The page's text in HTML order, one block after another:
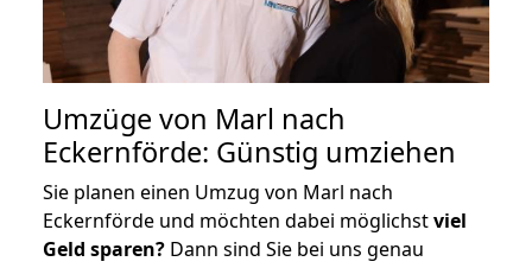
Umzüge von Marl nach
Eckernförde: Günstig umziehen
Sie planen einen Umzug von Marl nach
Eckernförde und möchten dabei möglichstviel
Geld sparen? Dann sind Sie bei uns genau